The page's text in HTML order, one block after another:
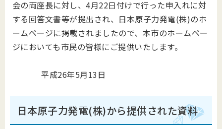
会の両座長に対し、4月22日付けで行った申入れに対
する回答文書等が提出され、日本原子力発電(株)のホ
ームページに掲載されましたので、本市のホームペー
ジにおいても市民の皆様にご提供いたします。
平成26年5月13日
日本原子力発電(株)から提供された資料